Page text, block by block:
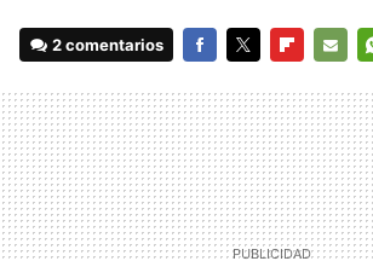
2 comentarios
MAIL